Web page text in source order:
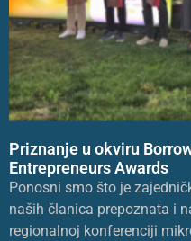
Priznanje u okviru
Entrepreneurs Awards
Ponosni smo što je
naših članica prepoznata i
regionalnoj konferenciji